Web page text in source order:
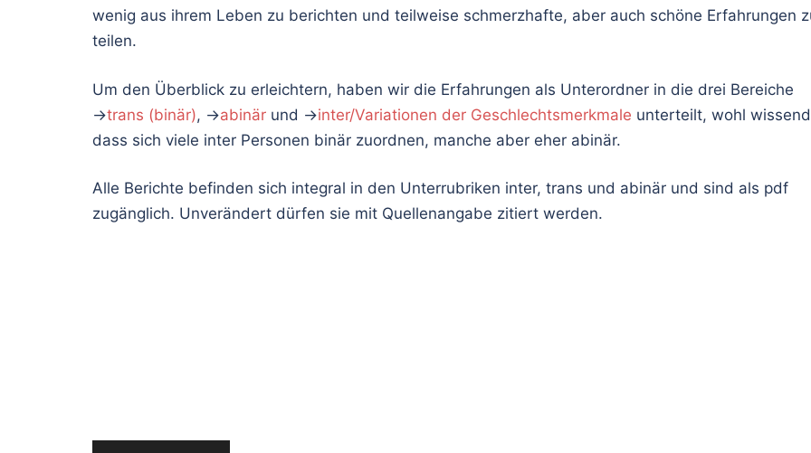
wenig aus ihrem Leben zu berichten und teilweise schmerzhafte, aber auch schöne Erfahrungen
teilen.
Um den Überblick zu erleichtern, haben wir die Erfahrungen als Unterordner in die drei Bereiche
→trans (binär), →abinär und →inter/Variationen der Geschlechtsmerkmale unterteilt, wohl
dass sich viele inter Personen binär zuordnen, manche aber eher abinär.
Alle Berichte befinden sich integral in den Unterrubriken inter, trans und abinär und sind als pdf
zugänglich. Unverändert dürfen sie mit Quellenangabe zitiert werden.